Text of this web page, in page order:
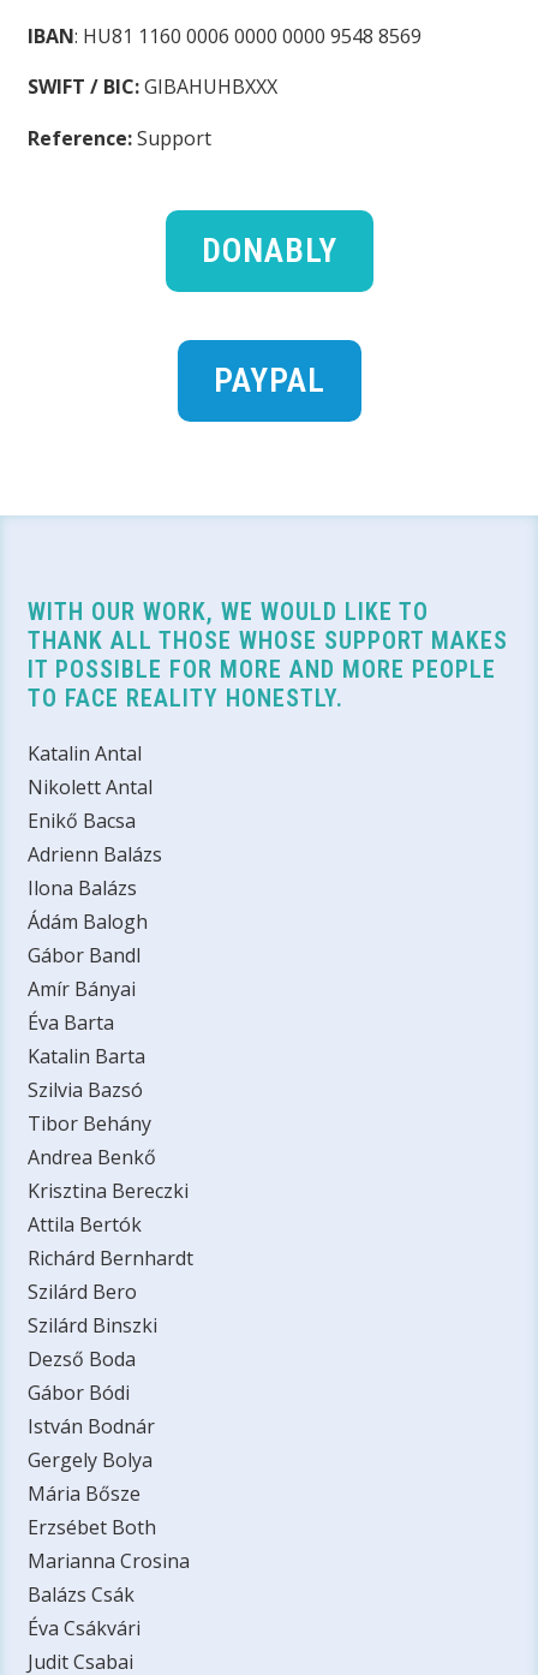
IBAN: HU81 1160 0006 0000 0000 9548 8569
SWIFT / BIC:GIBAHUHBXXX
Reference:Support
DONABLY
PAYPAL
WITH OUR WORK, WE WOULD LIKE TO
THANK ALL THOSE WHOSE SUPPORT MAKES
IT POSSIBLE FOR MORE AND MORE PEOPLE
TO FACE REALITY HONESTLY.
Katalin Antal
Nikolett Antal
Enikő Bacsa
Adrienn Balázs
Ilona Balázs
Ádám Balogh
Gábor Bandl
Amír Bányai
Éva Barta
Katalin Barta
Szilvia Bazsó
Tibor Behány
Andrea Benkő
Krisztina Bereczki
Attila Bertók
Richárd Bernhardt
Szilárd Bero
Szilárd Binszki
Dezső Boda
Gábor Bódi
István Bodnár
Gergely Bolya
Mária Bősze
Erzsébet Both
Marianna Crosina
Balázs Csák
Éva Csákvári
Judit Csabai